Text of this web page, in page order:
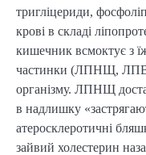
тригліцериди,
крові в складі
кишечник всмоктує з
частинки (ЛПНЩ,
організму. ЛПНЩ
в надлишку
атеросклеротичні
зайвий холестерин